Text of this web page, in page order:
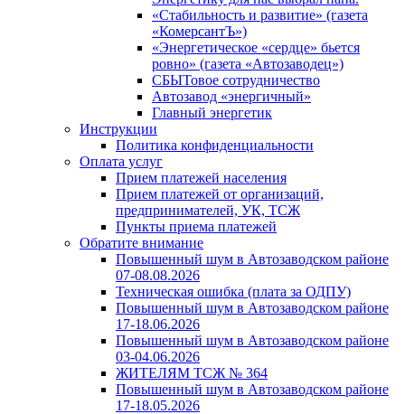
«Стабильность и развитие» (газета
«КомерсантЪ»)
«Энергетическое «сердце» бьется
ровно» (газета «Автозаводец»)
СБЫТовое сотрудничество
Автозавод «энергичный»
Главный энергетик
Инструкции
Политика конфиденциальности
Оплата услуг
Прием платежей населения
Прием платежей от организаций,
предпринимателей, УК, ТСЖ
Пункты приема платежей
Обратите внимание
Повышенный шум в Автозаводском районе
07-08.08.2026
Техническая ошибка (плата за ОДПУ)
Повышенный шум в Автозаводском районе
17-18.06.2026
Повышенный шум в Автозаводском районе
03-04.06.2026
ЖИТЕЛЯМ ТСЖ № 364
Повышенный шум в Автозаводском районе
17-18.05.2026